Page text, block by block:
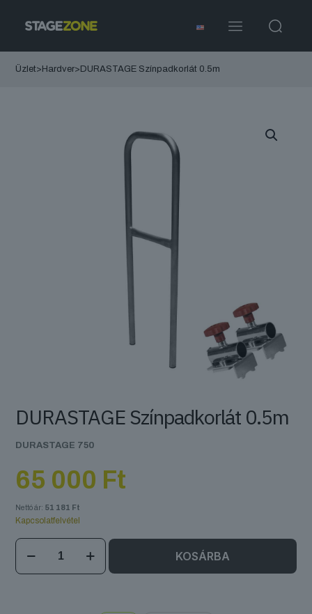
Üzlet> Hardver> DURASTAGE Színpadkorlát 0.5m
DURASTAGE Színpadkorlát 0.5m
DURASTAGE 750
65 000 Ft
Nettó ár: 51 181 Ft
Kapcsolatfelvétel
DURASTAGE
Színpadkorlát
0.5m
KOSÁRBA